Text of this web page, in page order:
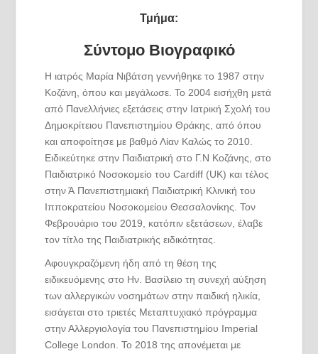
Τμήμα:
Σύντομο Βιογραφικό
Η ιατρός Μαρία Νιβάτση γεννήθηκε το 1987 στην
Κοζάνη, όπου και μεγάλωσε. Το 2004 εισήχθη μετά
από Πανελλήνιες εξετάσεις στην Ιατρική Σχολή του
Δημοκρίτειου Πανεπιστημίου Θράκης, από όπου
και αποφοίτησε με βαθμό Λίαν Καλώς το 2010.
Ειδικεύτηκε στην Παιδιατρική στο Γ.Ν Κοζάνης, στο
Παιδιατρικό Νοσοκομείο του Cardiff (UK) και τέλος
στην Ά Πανεπιστημιακή Παιδιατρική Κλινική του
Ιπποκρατείου Νοσοκομείου Θεσσαλονίκης. Τον
Φεβρουάριο του 2019, κατόπιν εξετάσεων, έλαβε
τον τίτλο της Παιδιατρικής ειδικότητας.
Αφουγκραζόμενη ήδη από τη θέση της
ειδικευόμενης στο Ην. Βασίλειο τη συνεχή αύξηση
των αλλεργικών νοσημάτων στην παιδική ηλικία,
εισάγεται στο τριετές Μεταπτυχιακό πρόγραμμα
στην Αλλεργιολογία του Πανεπιστημίου Imperial
College London. Το 2018 της απονέμεται με